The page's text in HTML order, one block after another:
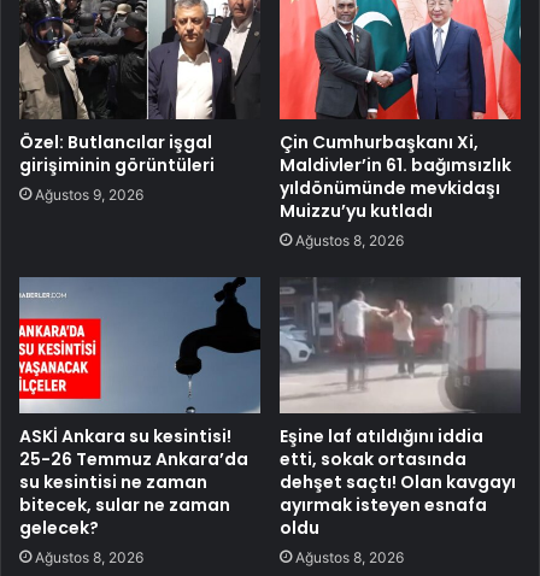
Özel: Butlancılar işgal
girişiminin görüntüleri
Ağustos 9, 2026
Çin Cumhurbaşkanı Xi,
Maldivler’in 61. bağımsızlık
yıldönümünde mevkidaşı
Muizzu’yu kutladı
Ağustos 8, 2026
ASKİ Ankara su kesintisi!
25-26 Temmuz Ankara’da
su kesintisi ne zaman
bitecek, sular ne zaman
gelecek?
Ağustos 8, 2026
Eşine laf atıldığını iddia
etti, sokak ortasında
dehşet saçtı! Olan kavgayı
ayırmak isteyen esnafa
oldu
Ağustos 8, 2026